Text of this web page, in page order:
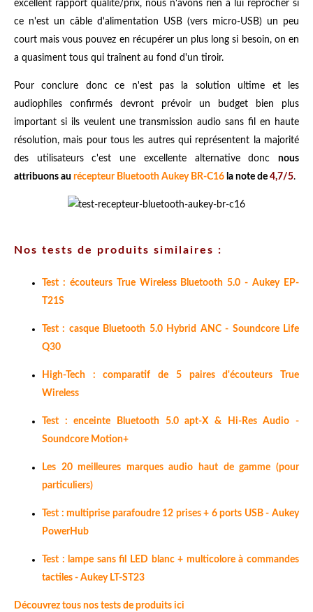
excellent rapport qualité/prix, nous n'avons rien à lui reprocher si
ce n'est un câble d'alimentation USB (vers micro-USB) un peu
court mais vous pouvez en récupérer un plus long si besoin, on en
a quasiment tous qui traînent au fond d'un tiroir.
Pour conclure donc ce n'est pas la solution ultime et les
audiophiles confirmés devront prévoir un budget bien plus
important si ils veulent une transmission audio sans fil en haute
résolution, mais pour tous les autres qui représentent la majorité
des utilisateurs c'est une excellente alternative donc nous
attribuons au récepteur Bluetooth Aukey BR-C16 la note de 4,7/5.
Nos tests de produits similaires :
Test : écouteurs True Wireless Bluetooth 5.0 - Aukey EP-
T21S
Test : casque Bluetooth 5.0 Hybrid ANC - Soundcore Life
Q30
High-Tech : comparatif de 5 paires d'écouteurs True
Wireless
Test : enceinte Bluetooth 5.0 apt-X & Hi-Res Audio -
Soundcore Motion+
Les 20 meilleures marques audio haut de gamme (pour
particuliers)
Test : multiprise parafoudre 12 prises + 6 ports USB - Aukey
PowerHub
Test : lampe sans fil LED blanc + multicolore à commandes
tactiles - Aukey LT-ST23
Découvrez tous nos tests de produits ici